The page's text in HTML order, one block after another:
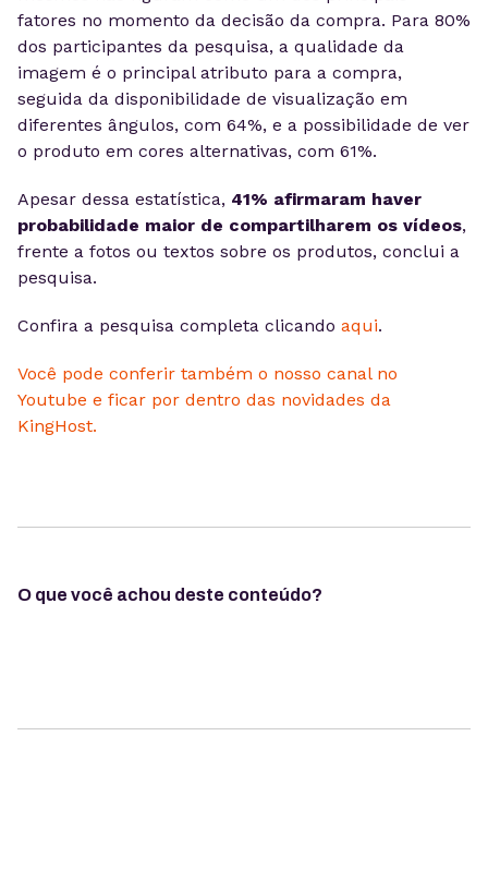
fatores no momento da decisão da compra. Para 80%
dos participantes da pesquisa, a qualidade da
imagem é o principal atributo para a compra,
seguida da disponibilidade de visualização em
diferentes ângulos, com 64%, e a possibilidade de ver
o produto em cores alternativas, com 61%.
Apesar dessa estatística, 41% afirmaram haver
probabilidade maior de compartilharem os vídeos,
frente a fotos ou textos sobre os produtos, conclui a
pesquisa.
Confira a pesquisa completa clicando aqui.
Você pode conferir também o nosso canal no
Youtube e ficar por dentro das novidades da
KingHost.
O que você achou deste conteúdo?